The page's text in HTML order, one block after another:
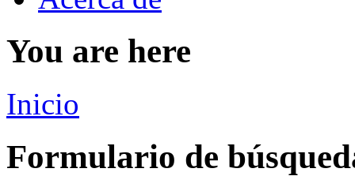
You are here
Inicio
Formulario de